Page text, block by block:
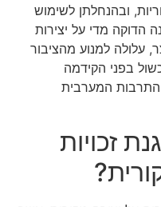
ובהנחלתן לשימוש
הדוקה מדי על יצירות
עלולה למנוע מהציבור
בפני הקידמה
המערבית
זכויות